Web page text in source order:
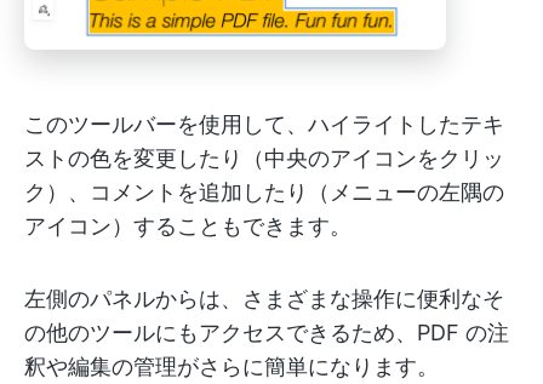
このツールバーを使用して、ハイライトしたテキ
ストの色を変更したり（中央のアイコンをクリッ
ク）、コメントを追加したり（メニューの左隅の
アイコン）することもできます。
左側のパネルからは、さまざまな操作に便利なそ
の他のツールにもアクセスできるため、PDF の注
釈や編集の管理がさらに簡単になります。